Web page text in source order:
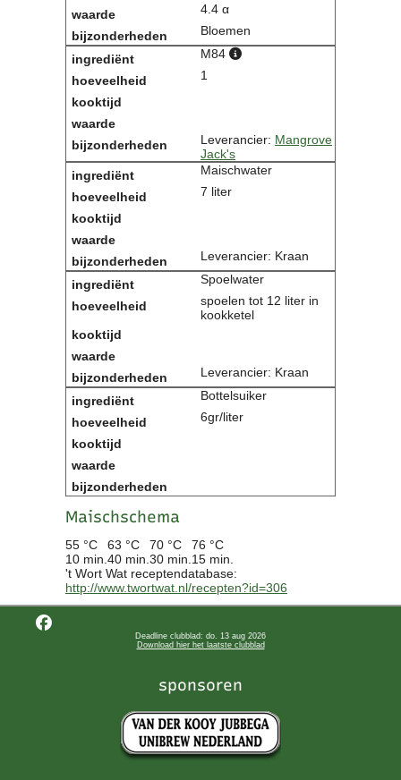
4.4 α
Bloemen
M84
1
Leverancier: Mangrove
Jack's
Maischwater
7 liter
Leverancier: Kraan
Spoelwater
spoelen tot 12 liter in
kookketel
Leverancier: Kraan
Bottelsuiker
6gr/liter
Maischschema
55 °C 63 °C 70 °C
76 °C
10 min. 40 min. 30 min. 15 min.
't Wort Wat receptendatabase:
http://www.twortwat.nl/recepten?id=306
Deadline clubblad: do. 13 aug 2026
Download hier het laatste clubblad
sponsoren